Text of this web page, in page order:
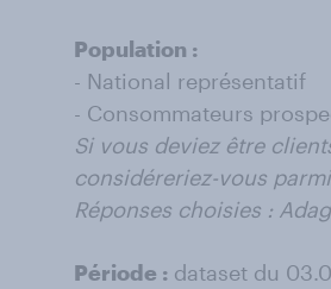
Population :
- National représentatif
- Consommateurs
Si vous deviez être
considéreriez-vous
Réponses choisies :
Période : dataset du